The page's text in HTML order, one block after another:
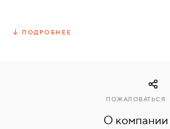
изделие до 5 лет!
ПОДРОБНЕЕ
О компании
ПОЖАЛОВАТЬСЯ